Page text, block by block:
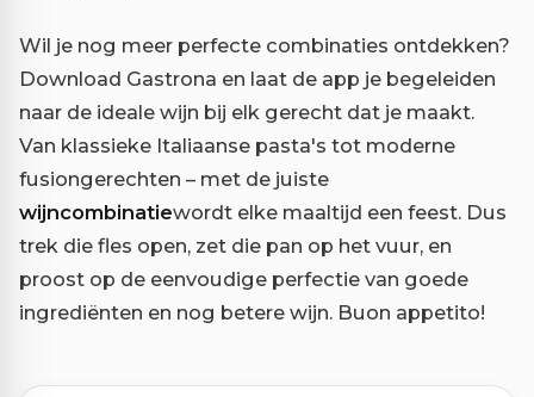
Wil je nog meer perfecte combinaties ontdekken?
Download Gastrona en laat de app je begeleiden
naar de ideale wijn bij elk gerecht dat je maakt.
Van klassieke Italiaanse pasta's tot moderne
fusiongerechten – met de juiste
wijncombinatiewordt elke maaltijd een feest. Dus
trek die fles open, zet die pan op het vuur, en
proost op de eenvoudige perfectie van goede
ingrediënten en nog betere wijn. Buon appetito!